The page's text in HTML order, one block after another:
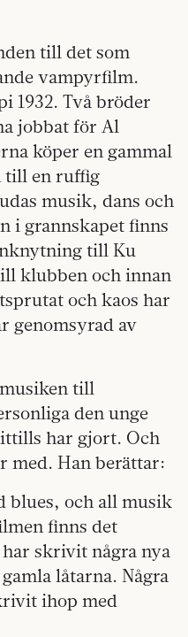
till det som
vampyrfilm.
1932. Två bröder
jobbat för Al
köper en gammal
till en ruffig
musik, dans och
i grannskapet finns
till Ku
klubben och innan
och kaos har
genomsyrad av
till
den unge
har gjort. Och
med. Han berättar:
blues, och all musik
finns det
skrivit några nya
låtarna. Några
ihop med